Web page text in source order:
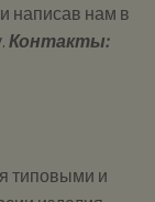
написав нам в
Контакты:
типовыми и